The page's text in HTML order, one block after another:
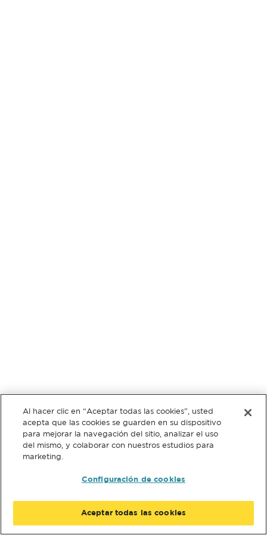
Al hacer clic en “Aceptar todas las cookies”, usted
acepta que las cookies se guarden en su dispositivo
para mejorar la navegación del sitio, analizar el uso
del mismo, y colaborar con nuestros estudios para
marketing.
Configuración de cookies
Aceptar todas las cookies